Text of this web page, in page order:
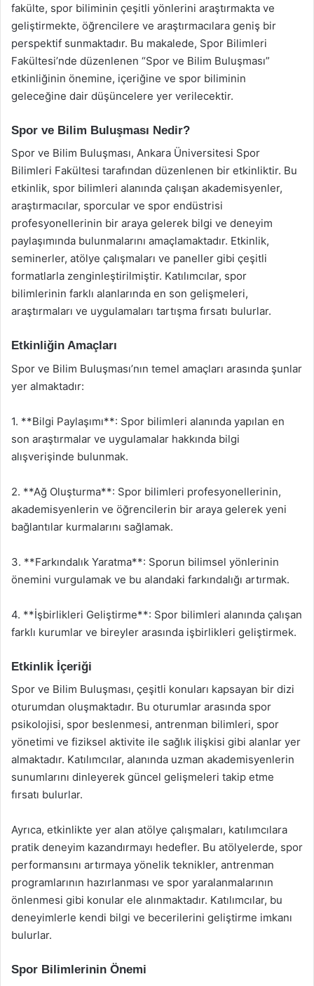
fakülte, spor biliminin çeşitli yönlerini araştırmakta ve
geliştirmekte, öğrencilere ve araştırmacılara geniş bir
perspektif sunmaktadır. Bu makalede, Spor Bilimleri
Fakültesi’nde düzenlenen “Spor ve Bilim Buluşması”
etkinliğinin önemine, içeriğine ve spor biliminin
geleceğine dair düşüncelere yer verilecektir.
Spor ve Bilim Buluşması Nedir?
Spor ve Bilim Buluşması, Ankara Üniversitesi Spor
Bilimleri Fakültesi tarafından düzenlenen bir etkinliktir. Bu
etkinlik, spor bilimleri alanında çalışan akademisyenler,
araştırmacılar, sporcular ve spor endüstrisi
profesyonellerinin bir araya gelerek bilgi ve deneyim
paylaşımında bulunmalarını amaçlamaktadır. Etkinlik,
seminerler, atölye çalışmaları ve paneller gibi çeşitli
formatlarla zenginleştirilmiştir. Katılımcılar, spor
bilimlerinin farklı alanlarında en son gelişmeleri,
araştırmaları ve uygulamaları tartışma fırsatı bulurlar.
Etkinliğin Amaçları
Spor ve Bilim Buluşması’nın temel amaçları arasında şunlar
yer almaktadır:
1. **Bilgi Paylaşımı**: Spor bilimleri alanında yapılan en
son araştırmalar ve uygulamalar hakkında bilgi
alışverişinde bulunmak.
2. **Ağ Oluşturma**: Spor bilimleri profesyonellerinin,
akademisyenlerin ve öğrencilerin bir araya gelerek yeni
bağlantılar kurmalarını sağlamak.
3. **Farkındalık Yaratma**: Sporun bilimsel yönlerinin
önemini vurgulamak ve bu alandaki farkındalığı artırmak.
4. **İşbirlikleri Geliştirme**: Spor bilimleri alanında çalışan
farklı kurumlar ve bireyler arasında işbirlikleri geliştirmek.
Etkinlik İçeriği
Spor ve Bilim Buluşması, çeşitli konuları kapsayan bir dizi
oturumdan oluşmaktadır. Bu oturumlar arasında spor
psikolojisi, spor beslenmesi, antrenman bilimleri, spor
yönetimi ve fiziksel aktivite ile sağlık ilişkisi gibi alanlar yer
almaktadır. Katılımcılar, alanında uzman akademisyenlerin
sunumlarını dinleyerek güncel gelişmeleri takip etme
fırsatı bulurlar.
Ayrıca, etkinlikte yer alan atölye çalışmaları, katılımcılara
pratik deneyim kazandırmayı hedefler. Bu atölyelerde, spor
performansını artırmaya yönelik teknikler, antrenman
programlarının hazırlanması ve spor yaralanmalarının
önlenmesi gibi konular ele alınmaktadır. Katılımcılar, bu
deneyimlerle kendi bilgi ve becerilerini geliştirme imkanı
bulurlar.
Spor Bilimlerinin Önemi